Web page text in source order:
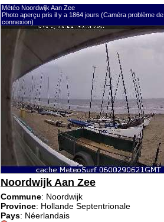
Météo Noordwijk Aan Zee
Photo aperçu pris il y a 1864 jours (Caméra problème de
connexion)
Noordwijk Aan Zee
Commune: Noordwijk
Province: Hollande Septentrionale
Pays: Néerlandais